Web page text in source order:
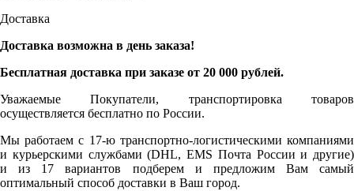
Доставка
Доставка возможна в день заказа!
Бесплатная доставка при заказе от 20 000 рублей.
Уважаемые Покупатели, транспортировка товаров
осуществляется бесплатно по России.
Мы работаем с 17-ю транспортно-логистическими компаниями
и курьерскими службами (DHL, EMS Почта России и другие)
и из 17 вариантов подберем и предложим Вам самый
оптимальный способ доставки в Ваш город.